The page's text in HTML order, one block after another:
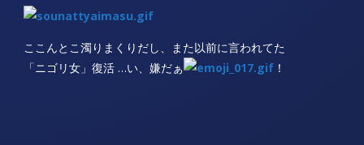
ここんとこ濁りまくりだし、また以前に言われてた
「ニゴリ女」復活 …い、嫌だぁ
！